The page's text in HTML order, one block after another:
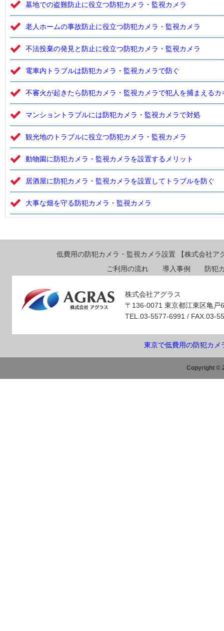
墓地での盗難防止に役立つ防犯カメラ・監視カメラ
老人ホームの事故防止に役立つ防犯カメラ・監視カメラ
不法投棄の発見と防止に役立つ防犯カメラ・監視カメラ
電車内トラブルは防犯カメラ・監視カメラで防ぐ
不審火が起きたら防犯カメラ・監視カメラで犯人を捕まえるカ
マンショントラブルには防犯カメラ・監視カメラで対処
観光地のトラブルに役立つ防犯カメラ・監視カメラ
動物園に防犯カメラ・監視カメラを設置するメリット
居酒屋に防犯カメラ・監視カメラを設置してトラブルを防ぐ
大事な畑を守る防犯カメラ・監視カメラ
低費用の防犯カメラ・監視カメラ設置 【株式会社ア
ご利用の流れ
導入事例 防犯
株式会社アグラス
〒136-0071 東京都江東区亀戸
TEL.03-5577-6991 / FAX.03-
東京で低費用の防犯カ
Copyright ©